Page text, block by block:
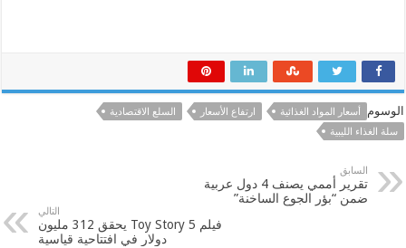
الوسوم أسعار المواد الغذائية ارتفاع الأسعار
السلع الاقتصادية
سلة الغذاء الليبية
السابق
تقرير أممي يصنف 4 دول عربية
ضمن “بؤر الجوع الساخنة”
التالي
فيلم 5 Toy Story يحقق 312 مليون
دولار في افتتاحية قياسية